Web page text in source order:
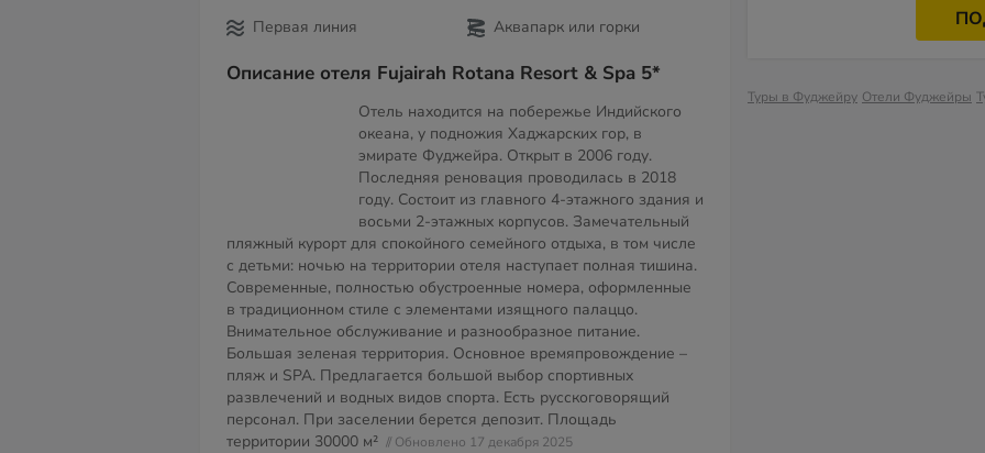
Первая линия Аквапарк или горки
Описание отеля Fujairah Rotana Resort & Spa 5*
Отель находится на побережье Индийского
океана, у подножия Хаджарских гор, в
эмирате Фуджейра. Открыт в 2006 году.
Последняя реновация проводилась в 2018
году. Состоит из главного 4-этажного здания и
восьми 2-этажных корпусов. Замечательный
пляжный курорт для спокойного семейного отдыха, в том числе
с детьми: ночью на территории отеля наступает полная тишина.
Современные, полностью обустроенные номера, оформленные
в традиционном стиле с элементами изящного палаццо.
Внимательное обслуживание и разнообразное питание.
Большая зеленая территория. Основное времяпровождение –
пляж и SPA. Предлагается большой выбор спортивных
развлечений и водных видов спорта. Есть русскоговорящий
персонал. При заселении берется депозит. Площадь
территории 30000 м² // Обновлено 17 декабря 2025
Туры в Фуджейру Отели Фуджейры